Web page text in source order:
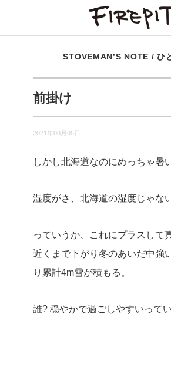
STOVEMAN’S NOTE /ひ
前掛け
2021年08月05日
しかし北海道なのにめっちゃ暑
湿度がさ、北海道の湿度じゃな
っていうか、これにプラスして
近くまで下がり冬のあいだ中強
り累計4m雪が積もる。
誰? 穏やかで過ごしやすいってい